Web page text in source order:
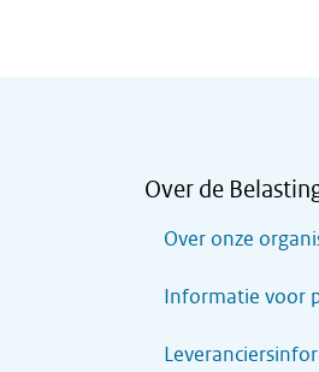
Over de
Over onze
Informatie voor